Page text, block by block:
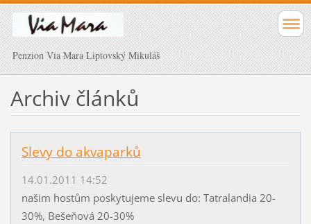
Penzion Via Mara Liptovský Mikuláš
Archiv článků
Slevy do akvaparků
14.01.2011 14:52
našim hostům poskytujeme slevu do: Tatralandia 20-
30%, Bešeňová 20-30%